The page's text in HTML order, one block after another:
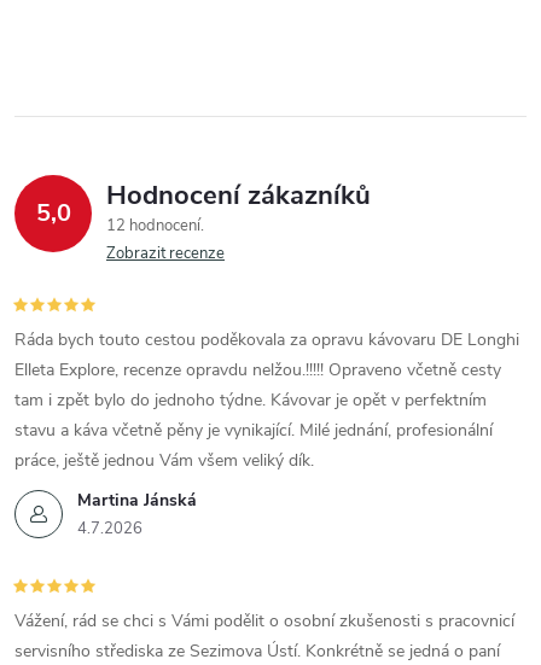
5,0 Hodnocení zákazníků
12 hodnocení
Zobrazit recenze
Martina Jánská
4.7.2026
Ráda bych touto cestou poděkovala za opravu kávovaru DE Longhi
Elleta Explore, recenze opravdu nelžou.!!!!! Opraveno včetně cesty
tam i zpět bylo do jednoho týdne. Kávovar je opět v perfektním
stavu a káva včetně pěny je vynikající. Milé jednání, profesionální
práce, ještě jednou Vám všem veliký dík.
Vážení, rád se chci s Vámi podělit o osobní zkušenosti s pracovnicí
servisního střediska ze Sezimova Ústí. Konkrétně se jedná o paní